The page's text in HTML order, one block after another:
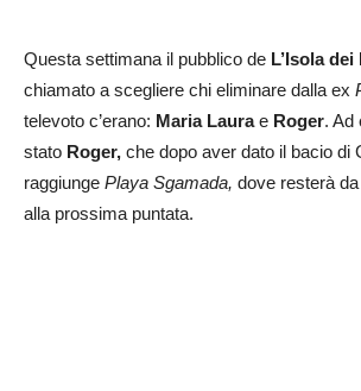
Questa settimana il pubblico de L’Isola
chiamato a scegliere chi eliminare dalla ex
televoto c’erano: Maria Laurae Roger. Ad
stato Roger, che dopo aver dato il bacio di
raggiunge Playa Sgamada, dove resterà
alla prossima puntata.